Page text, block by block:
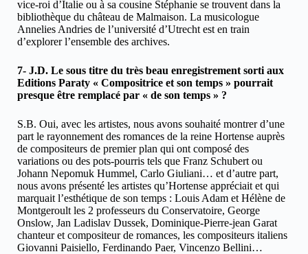
vice-roi d’Italie ou à sa cousine Stéphanie se trouvent dans la
bibliothèque du château de Malmaison. La musicologue
Annelies Andries de l’université d’Utrecht est en train
d’explorer l’ensemble des archives.
7- J.D. Le sous titre du très beau enregistrement sorti aux
Editions Paraty « Compositrice et son temps » pourrait
presque être remplacé par « de son temps » ?
S.B. Oui, avec les artistes, nous avons souhaité montrer d’une
part le rayonnement des romances de la reine Hortense auprès
de compositeurs de premier plan qui ont composé des
variations ou des pots-pourris tels que Franz Schubert ou
Johann Nepomuk Hummel, Carlo Giuliani… et d’autre part,
nous avons présenté les artistes qu’Hortense appréciait et qui
marquait l’esthétique de son temps : Louis Adam et Hélène de
Montgeroult les 2 professeurs du Conservatoire, George
Onslow, Jan Ladislav Dussek, Dominique-Pierre-jean Garat
chanteur et compositeur de romances, les compositeurs italiens
Giovanni Paisiello, Ferdinando Paer, Vincenzo Bellini…